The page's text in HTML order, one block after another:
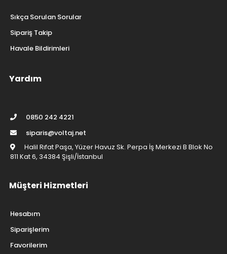
Sıkça Sorulan Sorular
Sipariş Takip
Havale Bildirimleri
Yardım
0850 242 4221
siparis@voltaj.net
Halil Rıfat Paşa, Yüzer Havuz Sk. Perpa İş Merkezi B Blok No
811 Kat 6, 34384 Şişli/İstanbul
Müşteri Hizmetleri
Hesabım
Siparişlerim
Favorilerim